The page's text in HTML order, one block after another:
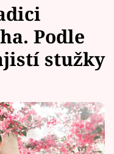
Podle
stužky